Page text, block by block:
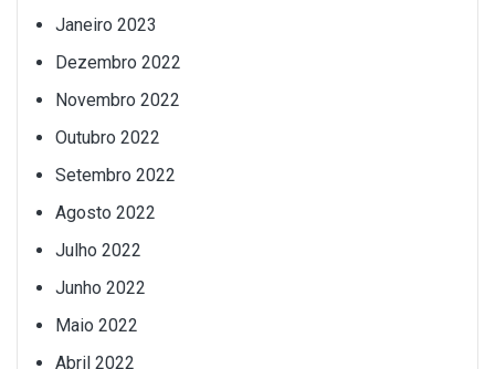
Janeiro 2023
Dezembro 2022
Novembro 2022
Outubro 2022
Setembro 2022
Agosto 2022
Julho 2022
Junho 2022
Maio 2022
Abril 2022